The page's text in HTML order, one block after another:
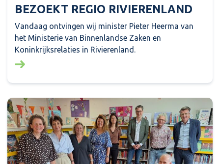
BEZOEKT REGIO RIVIERENLAND
Vandaag ontvingen wij minister Pieter Heerma van
het Ministerie van Binnenlandse Zaken en
Koninkrijksrelaties in Rivierenland.
Lees meer over: Minister Pieter Heerma (BZK)